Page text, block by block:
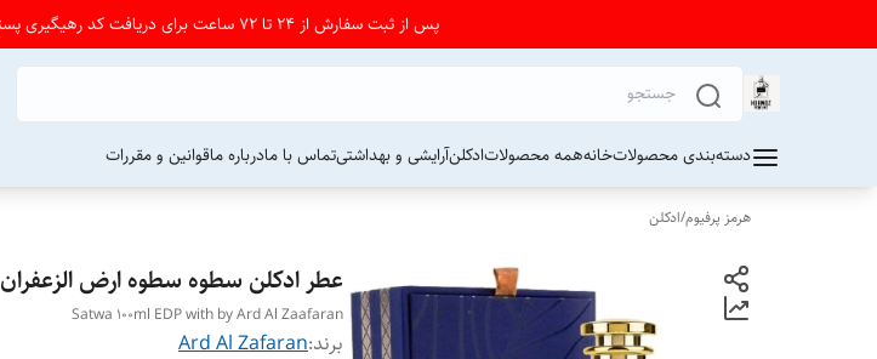
پس از ثبت سفارش از 24 تا 72 ساعت برای دریافت کد رهیگیری پستی به واتساپ فروشگاه 09164011655 پی ام بدین
دسته‌بندی محصولاتخانههمه محصولاتادکلنآرایشی و بهداشتیتماس با مادرباره ماقوانین و مقررات
هرمز پرفیوم/ادکلن
عطر ادکلن سطوه سطوه ارض الزعفران ۱۰۰ میل اصل
Satwa 100ml EDP with by Ard Al Zaafaran
برند:Ard Al Zafaran